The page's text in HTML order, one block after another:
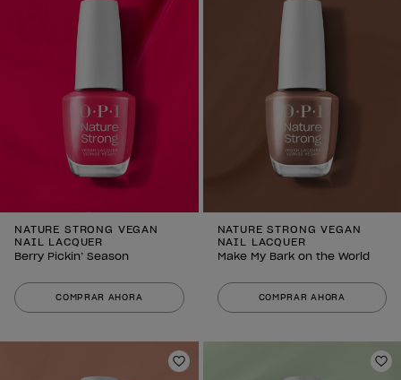
NATURE STRONG VEGAN
NAIL LACQUER
Berry Pickin’ Season
COMPRAR AHORA
NATURE STRONG VEGAN
NAIL LACQUER
Make My Bark on the World
COMPRAR AHORA
Añadir a la lista de deseos